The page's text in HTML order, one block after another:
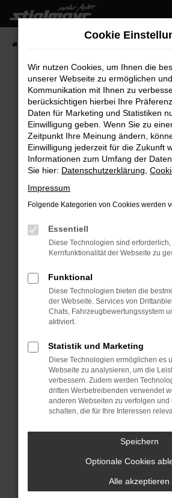
Zum
Hauptinhalt
springen
Fehler: Network
Beim Laden ist ein Fehler
Hier sind ein paar Tipps, die dir
Überprüfe deine Firewall
Internetverbindung.
Laden andere Webseiten, zum
Manche Erweiterungen, wie
können das Laden bestimmter
verhindern. Funktioniert die
Fenster?
Starte dein Gerät neu.
Das kann manchmal helfen,
Probleme zu beheben.
Stelle sicher, dass dein
Betriebssystem auf dem
sind.
Veraltete Software birgt nicht
Sicherheitsrisiko, sondern
führen, dass bestimmte
Wende dich an den
Wenn du alle oben genannten
hast, kontaktiere uns bitte. Wir
versuchen, das Problem zu
uns diesen Text schicken, um
Cookie
Wir nutzen Cookies, um Ihnen die
unserer Webseite zu ermöglichen
Kommunikation mit Ihnen zu
berücksichtigen hierbei Ihre
Daten für Marketing und Statistiken
Einwilligung geben. Wenn Sie zu
Zeitpunkt Ihre Meinung ändern,
Einwilligung jederzeit für die Zukunft
Informationen zum Umfang der
Sie hier: Datenschutzerklärung
Impressum
Folgende Kategorien von Cookies werden
Essentiell
Diese Technologien sind
Kernfunktionalität der Webseite zu
Funktional
Diese Technologien bieten die
der Webseite. Services von
Chats, Fahrzeugbewertungssystem
aktiviert.
Statistik und Marketing
Diese Technologien ermöglichen es
Webseite zu analysieren, um die
verbessern. Zudem werden
dritten Werbetreibenden verwendet
anderen Webseiten zu verfolgen und
schalten, die für Ihre Interessen
Speichern
Optionale Cookies
Alle akzeptieren